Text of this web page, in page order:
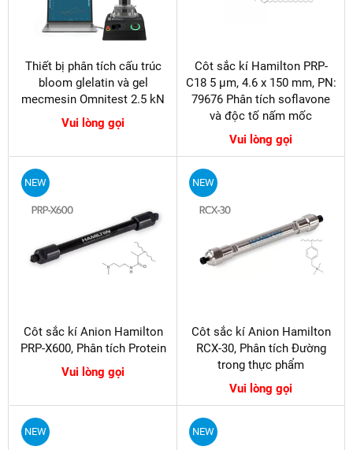
Thiết bị phân tích cấu trúc
bloom glelatin và gel
mecmesin Omnitest 2.5 kN
Vui lòng gọi
Côt sắc kí Hamilton PRP-
C18 5 µm, 4.6 x 150 mm, PN:
79676 Phân tích soflavone
và độc tố nấm mốc
Vui lòng gọi
NEW
Côt sắc kí Anion Hamilton
PRP-X600, Phân tích Protein
Vui lòng gọi
NEW
Côt sắc kí Anion Hamilton
RCX-30, Phân tích Đường
trong thực phẩm
Vui lòng gọi
NEW NEW